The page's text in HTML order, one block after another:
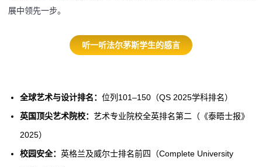
展中领先一步。
听一听法尔茅斯学生的感言
全球艺术与设计排名： 位列101–150（QS 2025学科排名）
英国顶尖艺术院校： 艺术专业院校全英排名第二（《泰晤士报》
2025）
校园安全： 英格兰及威尔士排名前四（Complete University